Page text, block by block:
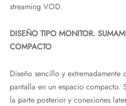
streaming VOD.
DISEÑO TIPO MONITOR.
COMPACTO
Diseño sencillo y
pantalla en un espacio compacto.
la parte posterior y conexiones